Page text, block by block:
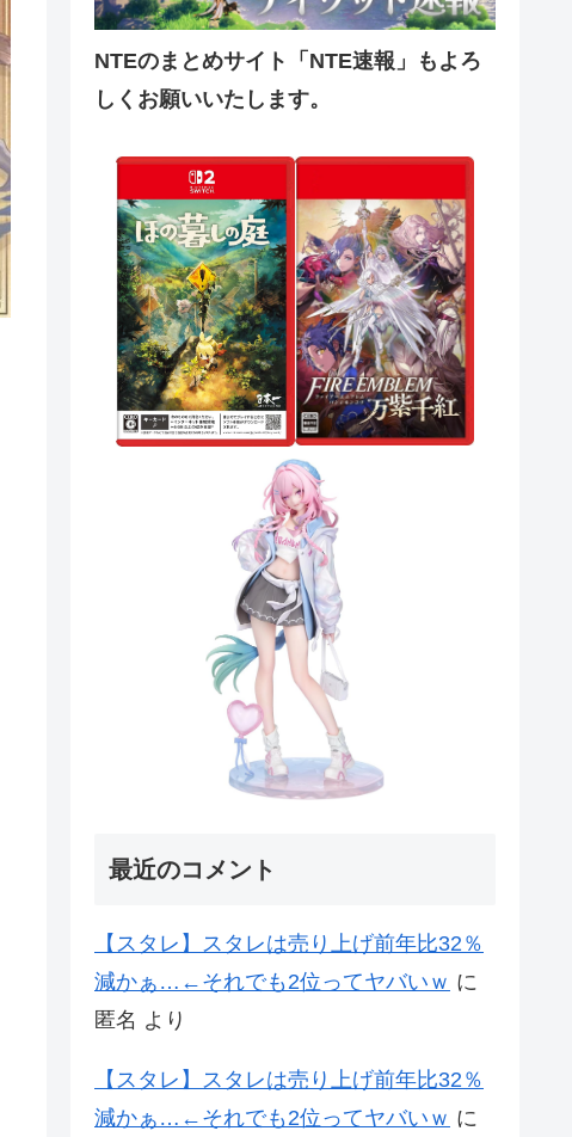
NTEのまとめサイト「NTE速報」もよろ
しくお願いいたします。
最近のコメント
【スタレ】スタレは売り上げ前年比32％
減かぁ…←それでも2位ってヤバいｗ に
匿名 より
【スタレ】スタレは売り上げ前年比32％
減かぁ…←それでも2位ってヤバいｗ に